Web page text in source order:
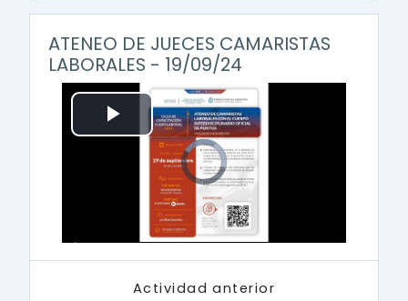
ATENEO DE JUECES CAMARISTAS
LABORALES - 19/09/24
V
i
d
e
r
s
a
d
P
y
Actividad anterior